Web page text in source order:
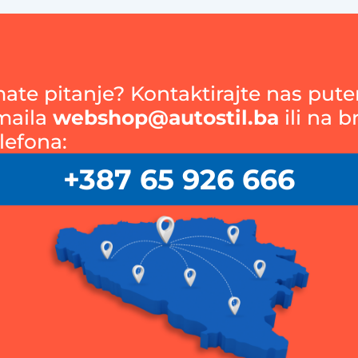
pitanje? Kontaktirajte nas
webshop@autostil.ba ili na
+387 65 926 666